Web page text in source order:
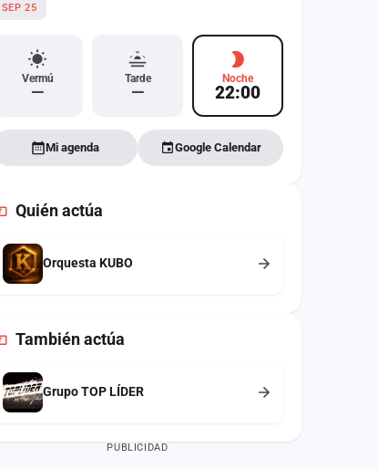
SEP 25
Vermú
—
Tarde
—
Noche
22:00
Mi agenda Google Calendar
Quién actúa
Orquesta KUBO
Tambiénactúa
Grupo TOP LÍDER
PUBLICIDAD